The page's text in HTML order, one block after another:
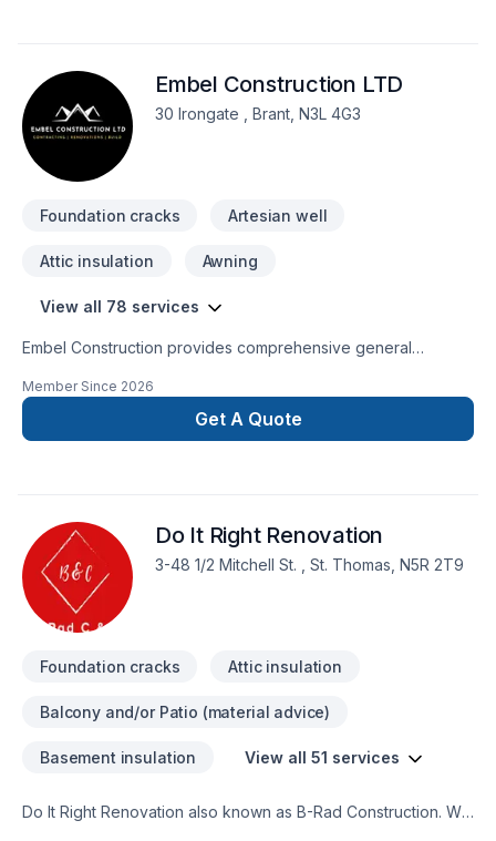
Embel Construction LTD
30 Irongate , Brant, N3L 4G3
Foundation cracks Artesian well
Attic insulation Awning
View all 78 services
Embel Construction provides comprehensive general
transparency, and expert management. We streamline the
complexities of building, ensuring your project is delivered
with precision, on schedule, and exactly to your
Member Since 2026
Get A Quote
Do It Right Renovation
3-48 1/2 Mitchell St. , St. Thomas, N5R 2T9
Foundation cracks Attic insulation
Balcony and/or Patio (material advice)
Basement insulation View all 51 services
Do It Right Renovation also known as B-Rad Construction. We